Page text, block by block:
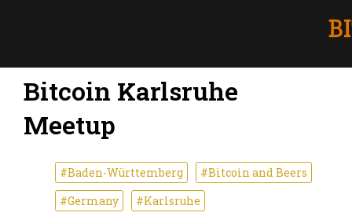
Bitcoin Karlsruhe
Meetup
#Baden-Württemberg
#Bitcoin and Beers
#Germany
#Karlsruhe